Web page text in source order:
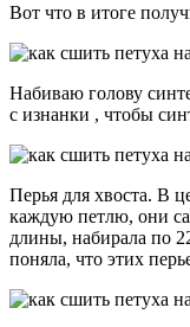
Вот что в итоге
Набиваю голову
с изнанки , чтобы
Перья для хвоста. В
каждую петлю, они
длины, набирала по
поняла, что этих